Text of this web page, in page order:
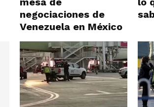
negociaciones de
Venezuela en México